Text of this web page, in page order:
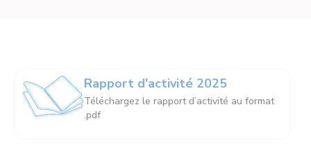
Rapport d'activité 2025
Téléchargez le rapport d’activité au format
.pdf